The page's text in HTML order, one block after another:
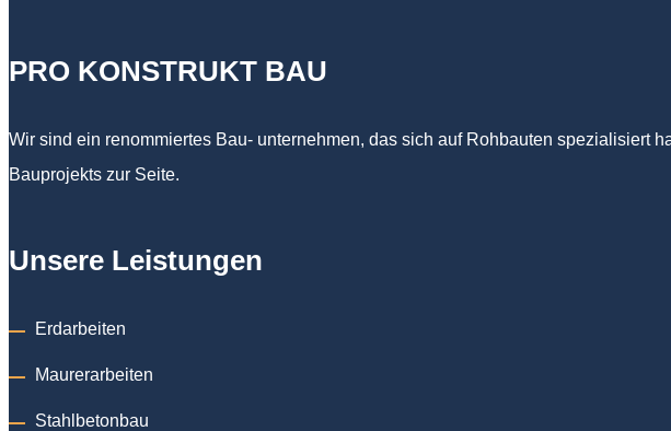
PRO KONSTRUKT BAU
Wir sind ein renommiertes Bau- unternehmen, das sich auf Rohbauten spezialisiert
Bauprojekts zur Seite.
Unsere Leistungen
Erdarbeiten
Maurerarbeiten
Stahlbetonbau